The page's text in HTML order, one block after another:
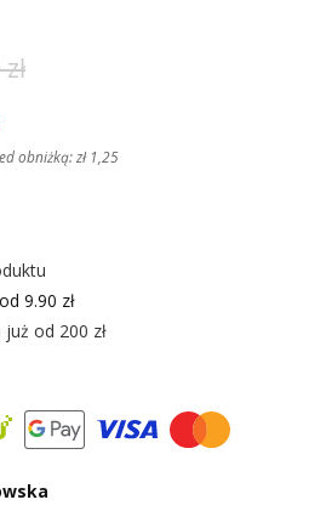
obniżką:zł 1,25
9.90 zł
od 200 zł